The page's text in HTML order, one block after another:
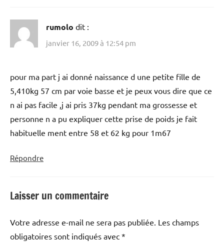
rumolo dit :
janvier 16, 2009 à 12:54 pm
pour ma part j ai donné naissance d une petite fille de
5,410kg 57 cm par voie basse et je peux vous dire que ce
n ai pas facile ,j ai pris 37kg pendant ma grossesse et
personne n a pu expliquer cette prise de poids je fait
habituelle ment entre 58 et 62 kg pour 1m67
Répondre
Laisser un commentaire
Votre adresse e-mail ne sera pas publiée. Les champs
obligatoires sont indiqués avec *